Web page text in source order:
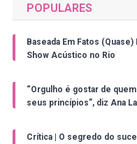
POPULARES
Baseada Em Fatos
Show Acústico no Rio
“Orgulho é gostar de
seus princípios”, diz Ana
Crítica | O segredo do